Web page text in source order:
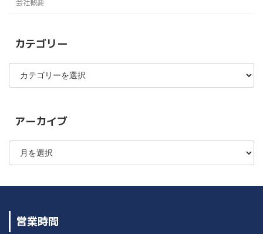
会社概要
カテゴリー
カ
ゴ
アーカイブ
ア
カ
ブ
営業時間